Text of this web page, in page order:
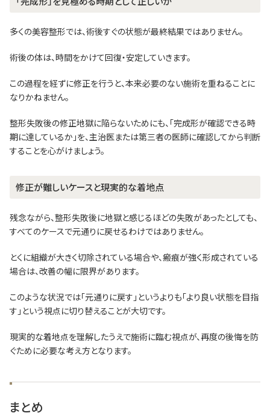
多くの美容整形では、術後すぐの状態が最終結果ではありません。
術後の体は、時間をかけて回復・安定していきます。
この過程を経ずに修正を行うと、本来必要のない施術を重ねることに
なりかねません。
整形失敗後の修正地獄に陥らないためにも、「完成形が確認できる時
期に達しているか」を、主治医または第三者の医師に確認してから判断
することを心がけましょう。
修正が難しいケースと現実的な着地点
残念ながら、整形失敗後に地獄と感じるほどの失敗があったとしても、
すべてのケースで元通りに戻せるわけではありません。
とくに組織が大きく切除されている場合や、瘢痕が強く形成されている
場合は、改善の幅に限界があります。
このような状況では「元通りに戻す」というよりも「より良い状態を目指
す」という視点に切り替えることが大切です。
現実的な着地点を理解したうえで施術に臨む視点が、再度の後悔を防
ぐために必要な考え方となります。
まとめ